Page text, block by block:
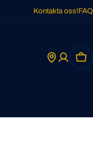
Kontakta oss!FAQ